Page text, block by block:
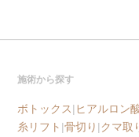
施術から探す
ボトックス|ヒアルロン
糸リフト |骨切り |クマ取